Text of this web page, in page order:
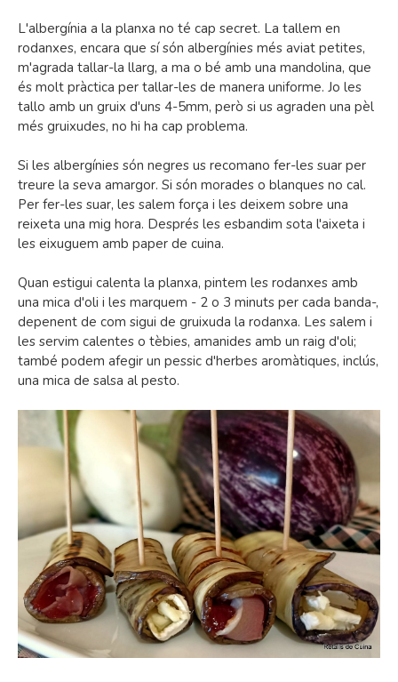
L'albergínia a la planxa no té cap secret. La tallem en
rodanxes, encara que sí són albergínies més aviat petites,
m'agrada tallar-la llarg, a ma o bé amb una mandolina, que
és molt pràctica per tallar-les de manera uniforme. Jo les
tallo amb un gruix d'uns 4-5mm, però si us agraden una pèl
més gruixudes, no hi ha cap problema.
Si les albergínies són negres us recomano fer-les suar per
treure la seva amargor. Si són morades o blanques no cal.
Per fer-les suar, les salem força i les deixem sobre una
reixeta una mig hora. Després les esbandim sota l'aixeta i
les eixuguem amb paper de cuina.
Quan estigui calenta la planxa, pintem les rodanxes amb
una mica d'oli i les marquem - 2 o 3 minuts per cada banda-,
depenent de com sigui de gruixuda la rodanxa. Les salem i
les servim calentes o tèbies, amanides amb un raig d'oli;
també podem afegir un pessic d'herbes aromàtiques, inclús,
una mica de salsa al pesto.